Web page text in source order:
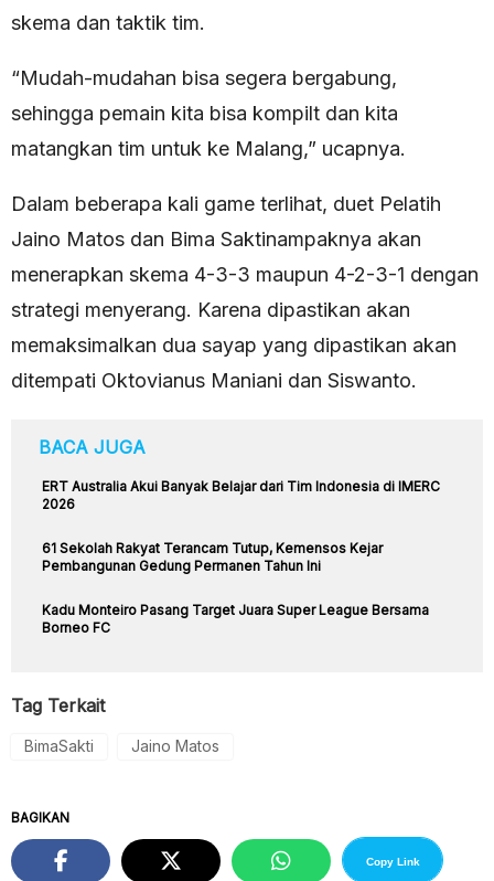
skema dan taktik tim.
“Mudah-mudahan bisa segera bergabung,
sehingga pemain kita bisa kompilt dan kita
matangkan tim untuk ke Malang,” ucapnya.
Dalam beberapa kali game terlihat, duet Pelatih
Jaino Matos dan Bima Saktinampaknya akan
menerapkan skema 4-3-3 maupun 4-2-3-1 dengan
strategi menyerang. Karena dipastikan akan
memaksimalkan dua sayap yang dipastikan akan
ditempati Oktovianus Maniani dan Siswanto.
BACA JUGA
ERT Australia Akui Banyak Belajar dari Tim Indonesia di IMERC
2026
61 Sekolah Rakyat Terancam Tutup, Kemensos Kejar
Pembangunan Gedung Permanen Tahun Ini
Kadu Monteiro Pasang Target Juara Super League Bersama
Borneo FC
Tag Terkait
BimaSakti Jaino Matos
BAGIKAN
Copy Link